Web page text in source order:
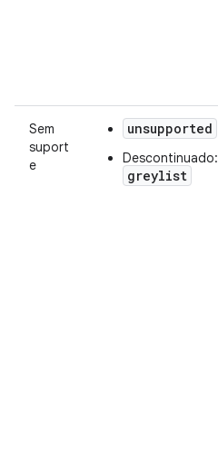
Sem
suport
e
unsupported
Descontinuado:
greylist